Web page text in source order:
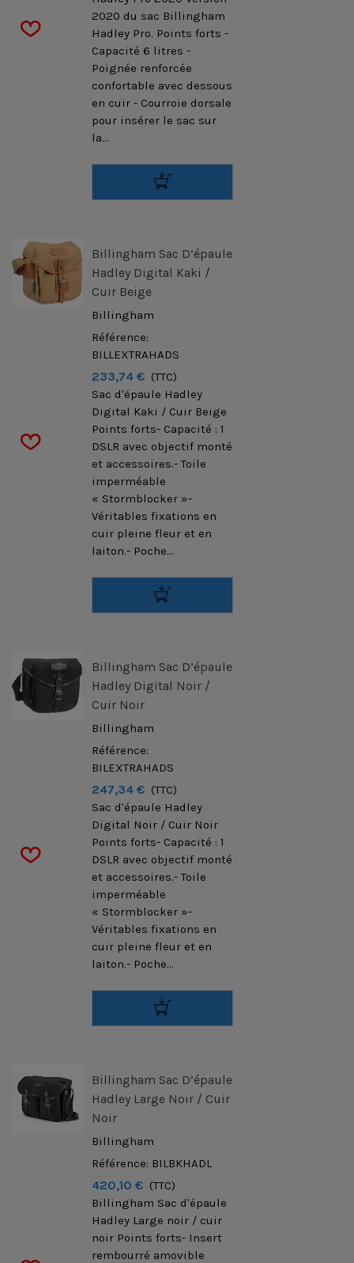
2020 du sac Billingham
Hadley Pro. Points forts -
Capacité 6 litres -
Poignée renforcée
confortable avec dessous
en cuir - Courroie dorsale
pour insérer le sac sur
la...
Billingham Sac D’épaule
Hadley Digital Kaki /
Cuir Beige
Billingham
Référence:
BILLEXTRAHADS
233,74 € (TTC)
Sac d'épaule Hadley
Digital Kaki / Cuir Beige
Points forts- Capacité : 1
DSLR avec objectif monté
et accessoires.- Toile
imperméable
« Stormblocker »-
Véritables fixations en
cuir pleine fleur et en
laiton.- Poche...
Billingham Sac D’épaule
Hadley Digital Noir /
Cuir Noir
Billingham
Référence:
BILEXTRAHADS
247,34 € (TTC)
Sac d'épaule Hadley
Digital Noir / Cuir Noir
Points forts- Capacité : 1
DSLR avec objectif monté
et accessoires.- Toile
imperméable
« Stormblocker »-
Véritables fixations en
cuir pleine fleur et en
laiton.- Poche...
Billingham Sac D’épaule
Hadley Large Noir / Cuir
Noir
Billingham
Référence: BILBKHADL
420,10 € (TTC)
Billingham Sac d'épaule
Hadley Large noir / cuir
noir Points forts- Insert
rembourré amovible